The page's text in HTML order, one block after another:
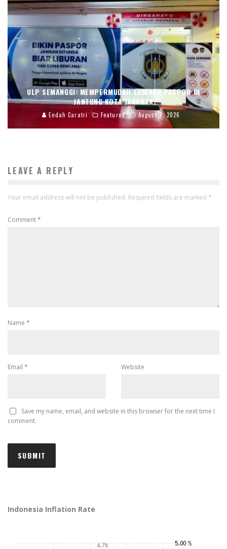
ULP SEMANGGI: MEMPERMUDAH LAYANAN PASPOR DI
JANTUNG KOTA JAKARTA
Endah Caratri Featured August 7, 2026
LEAVE A REPLY
Your email address will not be published. Required fields are marked *
Comment*
Name *
Email * Website
Save my name, email, and website in this browser for the next time I
comment.
Indonesia Inflation Rate